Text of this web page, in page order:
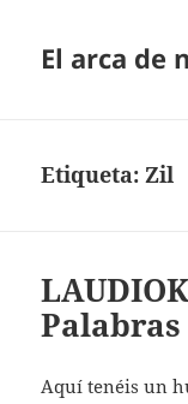
El arca de
Etiqueta:Zil
Aquí tenéis un